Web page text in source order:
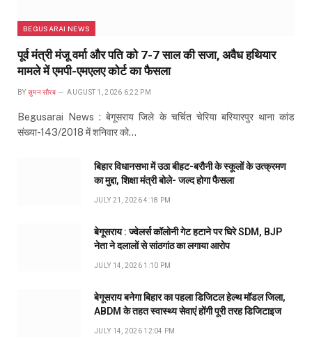
BEGUSARAI NEWS
पूर्व मंत्री मंजू वर्मा और पति को 7-7 साल की सजा, अवैध हथियार
मामले में एमपी-एमएलए कोर्ट का फैसला
BY सुमन सौरब AUGUST 1, 2026 6:22 PM
Begusarai News : बेगूसराय जिले के चर्चित चेरिया बरियारपुर थाना कांड
संख्या-143/2018 में शनिवार को…
बिहार विधानसभा में उठा बीहट-बरौनी के स्कूलों के उत्क्रमण
का मुद्दा, शिक्षा मंत्री बोले- जल्द होगा फैसला
JULY 21, 2026 4:18 PM
बेगूसराय : ज्वेलर्स कॉलोनी गेट हटाने पर घिरे SDM, BJP
नेता ने दलालों से सांठगांठ का लगाया आरोप
JULY 14, 2026 1:10 PM
बेगूसराय बनेगा बिहार का पहला डिजिटल हेल्थ मॉडल जिला,
ABDM के तहत स्वास्थ्य सेवाएं होंगी पूरी तरह डिजिटाइज
JULY 14, 2026 12:04 PM